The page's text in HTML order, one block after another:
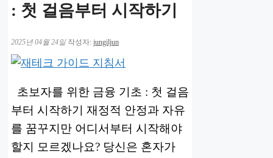
: 첫 걸음부터 시작하기
2025년 04월 24일 작성자: jungiljun
초보자를 위한 금융 기초 : 첫 걸음
부터 시작하기 재정적 안정과 자유
를 꿈꾸지만 어디서부터 시작해야
할지 모르겠나요? 당신은 혼자가